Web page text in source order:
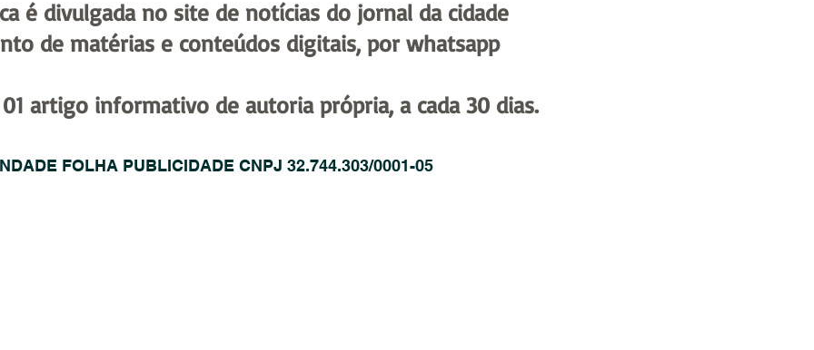
é divulgada no site de notícias do jornal da cidade
de matérias e conteúdos digitais, por whatsapp
01 artigo informativo de autoria própria, a cada 30 dias.
FOLHA PUBLICIDADE CNPJ 32.744.303/0001-05